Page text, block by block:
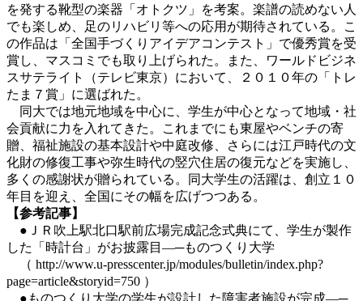
を発する靴型の楽器「オトクツ」を考案。楽譜の読めない人
でも楽しめ、足のリハビリ等への応用が期待されている。こ
の作品は「全国手づくりアイデアコンテスト」で優秀賞を受
賞し、マスコミでも取り上げられた。また、ワールドビジネ
スサテライト（テレビ東京）において、２０１０年の「トレ
たま７賞」に選ばれた。
同大では地元地域を中心に、学生が中心となって地域・社
会貢献に力を入れてきた。これまでにも東屋やベンチの寄
贈、福祉施設の基本設計や中庭改修、さらには江戸時代の文
化財の修復工事や弥生時代の竪穴住居の復元などを実施し、
多くの感謝状が贈られている。同大学生の活躍は、創立１０
年目を迎え、全国にその幅を広げつつある。
【参考記事】
●ＪＲ吹上駅北口駅前広場完成記念式典にて、学生が製作
した「時計台」がお披露目―─ものつくり大学
（ http://www.u-presscenter.jp/modules/bulletin/index.php?
page=article&storyid=750 ）
●ものつくり大学の学生が設計した障害者施設が完成―─